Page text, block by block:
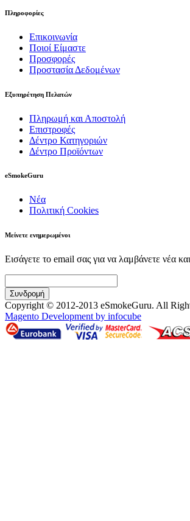
Πληροφορίες
Επικοινωνία
Ποιοί Είμαστε
Προσφορές
Προστασία Δεδομένων
Εξυπηρέτηση Πελατών
Πληρωμή και Αποστολή
Επιστροφές
Δέντρο Κατηγοριών
Δέντρο Προϊόντων
eSmokeGuru
Νέα
Πολιτική Cookies
Μείνετε ενημερωμένοι
Εισάγετε το email σας για να λαμβάνετε νέα
Συνδρομή
Copyright © 2012-2013 eSmokeGuru. All
Magento Development by infocube